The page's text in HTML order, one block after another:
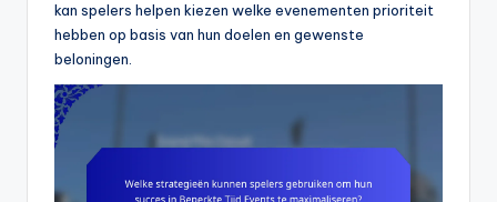
kan spelers helpen kiezen welke evenementen prioriteit
hebben op basis van hun doelen en gewenste
beloningen.